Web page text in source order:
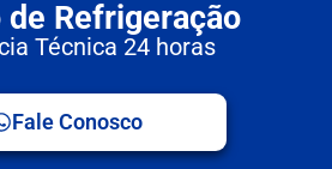
Refrigeração
Técnica 24 horas
Fale Conosco